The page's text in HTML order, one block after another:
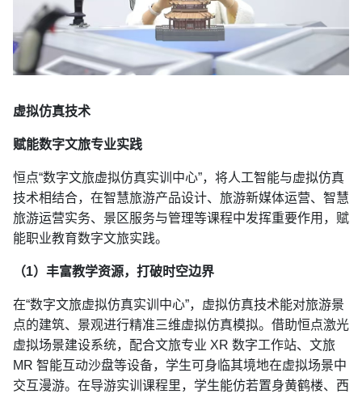
虚拟仿真技术
赋能数字文旅专业实践
恒点“数字文旅虚拟仿真实训中心”，将人工智能与虚拟仿真
技术相结合，在智慧旅游产品设计、旅游新媒体运营、智慧
旅游运营实务、景区服务与管理等课程中发挥重要作用，赋
能职业教育数字文旅实践。
（1）丰富教学资源，打破时空边界
在“数字文旅虚拟仿真实训中心”，虚拟仿真技术能对旅游景
点的建筑、景观进行精准三维虚拟仿真模拟。借助恒点激光
虚拟场景建设系统，配合文旅专业 XR 数字工作站、文旅
MR 智能互动沙盘等设备，学生可身临其境地在虚拟场景中
交互漫游。在导游实训课程里，学生能仿若置身黄鹤楼、西